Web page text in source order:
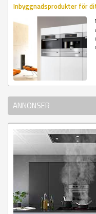
Inbyggnadsprodukter för
ANNONSER